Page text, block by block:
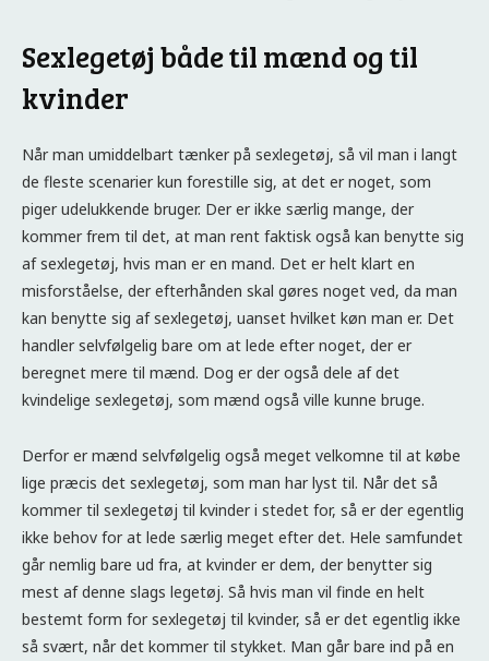
Sexlegetøj både til mænd og til
kvinder
Når man umiddelbart tænker på sexlegetøj, så vil man i langt
de fleste scenarier kun forestille sig, at det er noget, som
piger udelukkende bruger. Der er ikke særlig mange, der
kommer frem til det, at man rent faktisk også kan benytte sig
af sexlegetøj, hvis man er en mand. Det er helt klart en
misforståelse, der efterhånden skal gøres noget ved, da man
kan benytte sig af sexlegetøj, uanset hvilket køn man er. Det
handler selvfølgelig bare om at lede efter noget, der er
beregnet mere til mænd. Dog er der også dele af det
kvindelige sexlegetøj, som mænd også ville kunne bruge.
Derfor er mænd selvfølgelig også meget velkomne til at købe
lige præcis det sexlegetøj, som man har lyst til. Når det så
kommer til sexlegetøj til kvinder i stedet for, så er der egentlig
ikke behov for at lede særlig meget efter det. Hele samfundet
går nemlig bare ud fra, at kvinder er dem, der benytter sig
mest af denne slags legetøj. Så hvis man vil finde en helt
bestemt form for sexlegetøj til kvinder, så er det egentlig ikke
så svært, når det kommer til stykket. Man går bare ind på en